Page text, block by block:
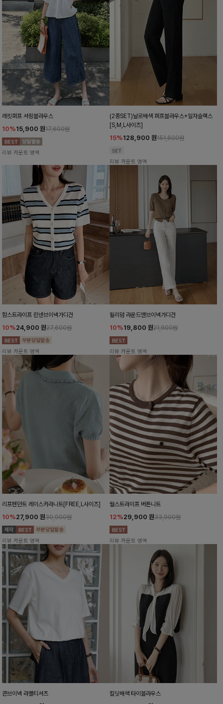
레킷퍼프 셔링블라우스
10%15,900 원17,600원
리뷰 카운트 영역
(2종SET)날르배색 퍼프블라우스+일자슬랙스
[S,M,L사이즈]
15%128,900 원151,600원
리뷰 카운트 영역
함스트라이프 린넨브이넥가디건
10%24,900 원27,600원
리뷰 카운트 영역
윌리덤 라운드앤브이넥가디건
10%19,800 원21,900원
리뷰 카운트 영역
리프펜던트 레이스카라니트[FREE,L사이즈]
10%27,900 원30,900원
리뷰 카운트 영역
월스트라이프 버튼니트
12%29,900 원33,900원
리뷰 카운트 영역
콘브이넥 라벨티셔츠 킬딧배색 타이블라우스